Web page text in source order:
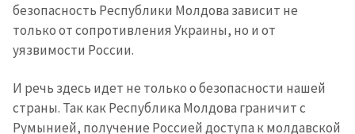
безопасность Республики Молдова зависит не
только от сопротивления Украины, но и от
уязвимости России.
И речь здесь идет не только о безопасности нашей
страны. Так как Республика Молдова граничит с
Румынией, получение Россией доступа к молдавской
КОНТАКТНЫЙ ИСТОЧНИК
Анонимный источник
Электронная почта
+ Мой email